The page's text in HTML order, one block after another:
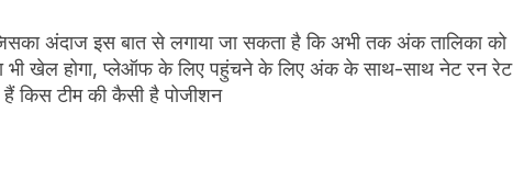
अंदाज इस बात से लगाया जा सकता है कि अभी तक अंक तालिका को
भी खेल होगा, प्लेऑफ के लिए पहुंचने के लिए अंक के साथ-साथ नेट रन रेट
किस टीम की कैसी है पोजीशन